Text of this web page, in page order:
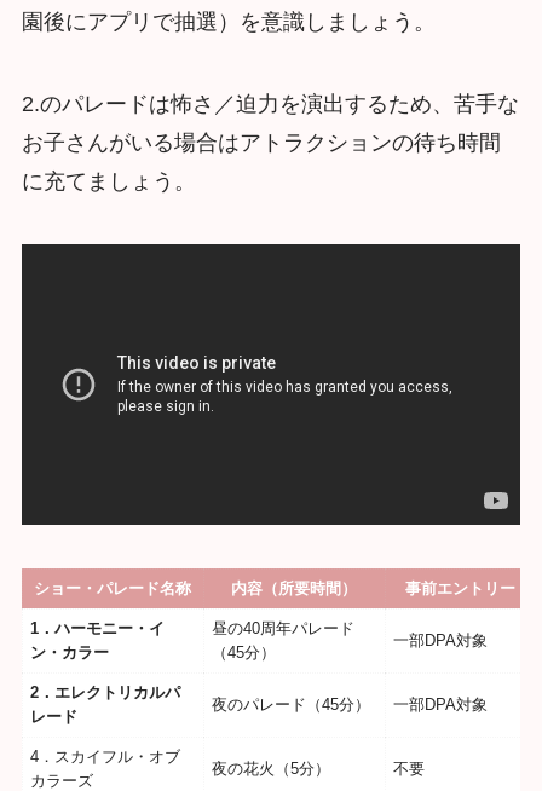
園後にアプリで抽選）を意識しましょう。
2.のパレードは怖さ／迫力を演出するため、苦手な
お子さんがいる場合はアトラクションの待ち時間
に充てましょう。
ショー・パレード名称 内容（所要時間） 事前エントリー
1．ハーモニー・イ
ン・カラー
昼の40周年パレード
（45分）
一部DPA対象
2．エレクトリカルパ
レード
夜のパレード（45分） 一部DPA対象
4．スカイフル・オブ
カラーズ
夜の花火（5分） 不要